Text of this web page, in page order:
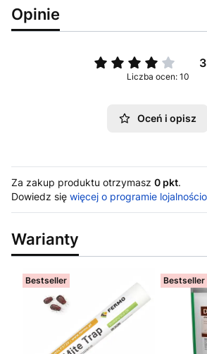
Opinie
Liczba ocen: 10
Oceń i opisz
Za zakup produktu otrzymasz 0 pkt.
Dowiedz się więcej o programie
Warianty
Bestseller Bestseller